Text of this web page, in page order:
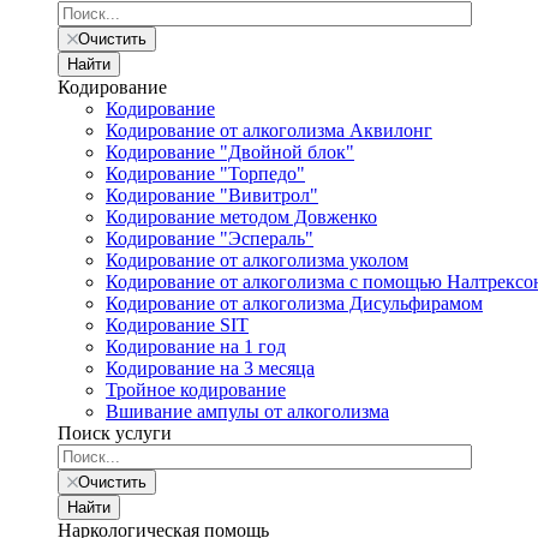
Очистить
Найти
Кодирование
Кодирование
Кодирование от алкоголизма Аквилонг
Кодирование "Двойной блок"
Кодирование "Торпедо"
Кодирование "Вивитрол"
Кодирование методом Довженко
Кодирование "Эспераль"
Кодирование от алкоголизма уколом
Кодирование от алкоголизма с помощью
Кодирование от алкоголизма Дисульфирамом
Кодирование SIT
Кодирование на 1 год
Кодирование на 3 месяца
Тройное кодирование
Вшивание ампулы от алкоголизма
Поиск услуги
Очистить
Найти
Наркологическая помощь